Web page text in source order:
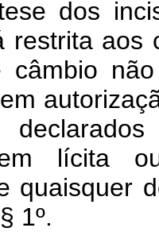
dos
restrita
câmbio
lícita
quaisquer
1º.